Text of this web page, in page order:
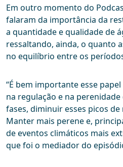
Em outro momento do
falaram da importância da
a quantidade e qualidade de
ressaltando, ainda, o quanto
no equilíbrio entre os
“É bem importante esse
na regulação e na
fases, diminuir esses picos
Manter mais perene e,
de eventos climáticos mais
que foi o mediador do